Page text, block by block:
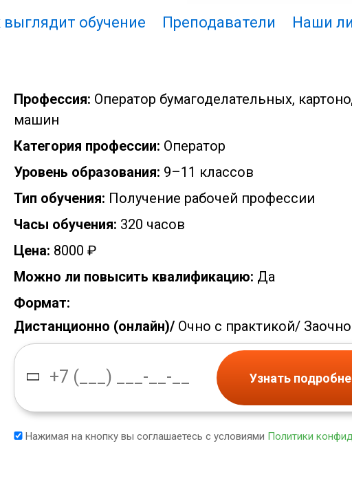
выглядит обучение Преподаватели
Наши
Профессия: Оператор бумагоделательных,
машин
Категория профессии: Оператор
Уровень образования: 9–11 классов
Тип обучения: Получение рабочей профессии
Часы обучения: 320 часов
Цена: 8000 ₽
Можно ли повысить квалификацию: Да
Формат:
Дистанционно (онлайн)/ Очно с практикой/ Заочно
Узнать
Нажимая на кнопку вы соглашаетесь с условиями Политики